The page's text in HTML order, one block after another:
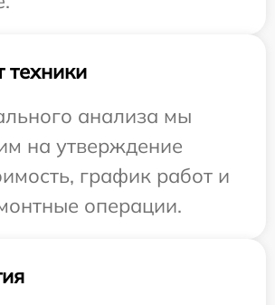
техники
анализа мы
на утверждение
график работ и
операции.